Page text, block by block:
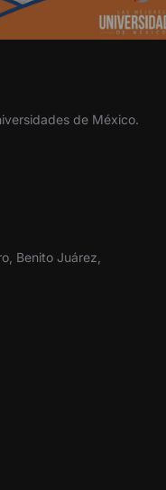
de México.
Benito Juárez,